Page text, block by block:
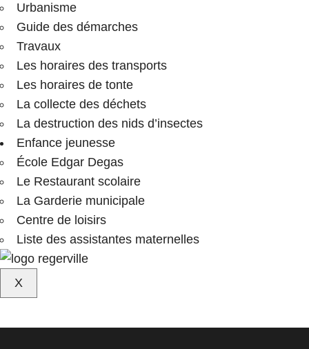
Urbanisme
Guide des démarches
Travaux
Les horaires des transports
Les horaires de tonte
La collecte des déchets
La destruction des nids d’insectes
Enfance jeunesse
École Edgar Degas
Le Restaurant scolaire
La Garderie municipale
Centre de loisirs
Liste des assistantes maternelles
X